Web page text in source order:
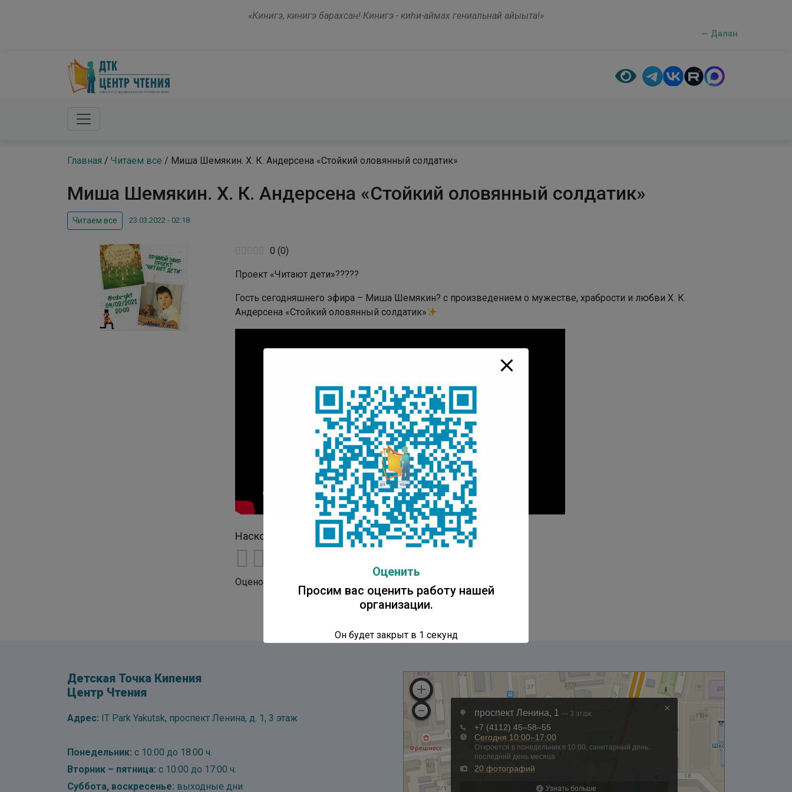
«Кинигэ, кинигэ барахсан! Кинигэ - киһи-аймах гениальнай айыыта!»
— Далан
Главная / Читаем все / Миша Шемякин. Х. К. Андерсена «Стойкий оловянный солдатик»
Миша Шемякин. Х. К. Андерсена «Стойкий оловянный солдатик»
Читаем все 23.03.2022 - 02:18
0 (0)
Проект «Читают дети»?????
Гость сегодняшнего эфира – Миша Шемякин? с произведением о мужестве, храбрости и любви Х. К.
Андерсена «Стойкий оловянный солдатик»
Насколько вам понравилась публикация?
Оценок пока нет. Поставьте оценку первым.
Детская Точка Кипения
Центр Чтения
Адрес: IT Park Yakutsk, проспект Ленина, д. 1, 3 этаж
Понедельник: с 10:00 до 18:00 ч.
Вторник – пятница: с 10:00 до 17:00 ч.
Суббота, воскресенье: выходные дни
Оценить
Просим вас оценить работу нашей
организации.
Он будет закрыт в 1 секунд